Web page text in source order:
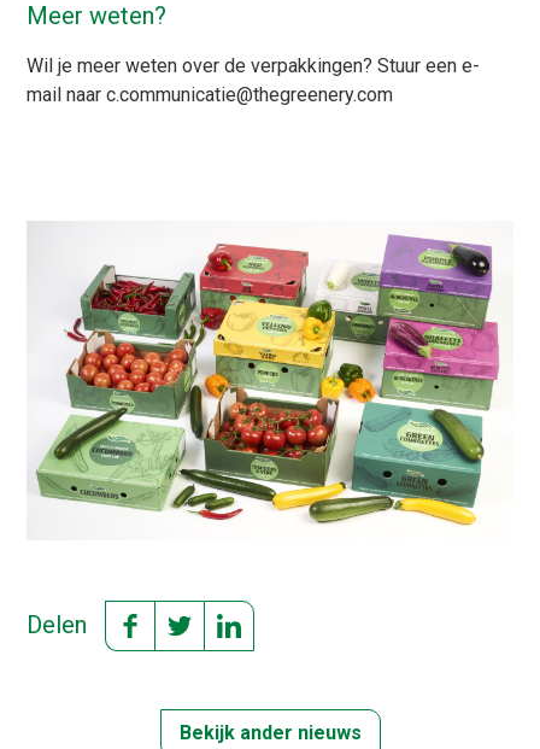
Meer weten?
Wil je meer weten over de verpakkingen? Stuur een e-
mail naar c.communicatie@thegreenery.com
Delen
Bekijk ander nieuws